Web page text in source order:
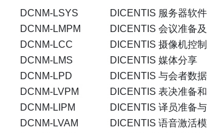
DCNM-LSYS DICENTIS 服务器软件
DCNM-LMPM
DICENTIS 会议准备
DCNM-LCC
DICENTIS 摄像机控制
DCNM-LMS
DICENTIS 媒体分享
DCNM-LPD
DICENTIS 与会者数
DCNM-LVPM
DICENTIS 表决准备
DCNM-LIPM
DICENTIS 译员准备
DCNM-LVAM
DICENTIS 语音激活